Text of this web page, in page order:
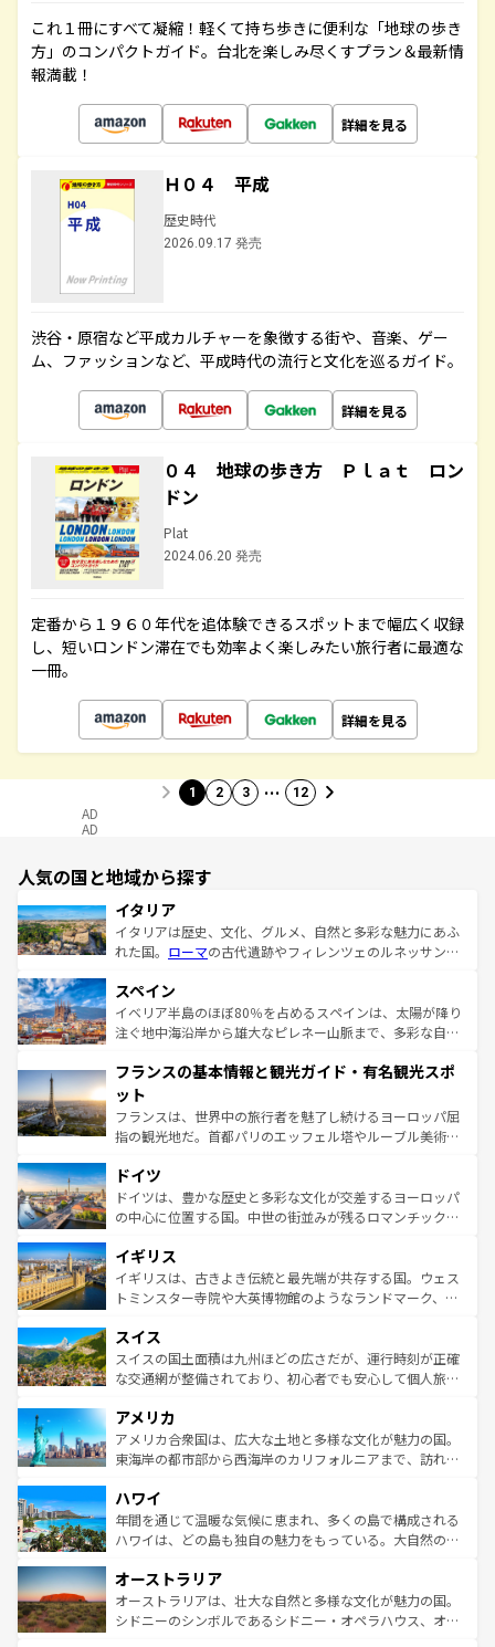
これ１冊にすべて凝縮！軽くて持ち歩きに便利な「地球の歩き
方」のコンパクトガイド。台北を楽しみ尽くすプラン＆最新情
報満載！
詳細を見る
Ｈ０４ 平成
歴史時代
2026.09.17 発売
渋谷・原宿など平成カルチャーを象徴する街や、音楽、ゲー
ム、ファッションなど、平成時代の流行と文化を巡るガイド。
詳細を見る
０４ 地球の歩き方 Ｐｌａｔ ロン
ドン
Plat
2024.06.20 発売
定番から１９６０年代を追体験できるスポットまで幅広く収録
し、短いロンドン滞在でも効率よく楽しみたい旅行者に最適な
一冊。
詳細を見る
1 2 3 … 12
AD
AD
人気の国と地域から探す
イタリア
イタリアは歴史、文化、グルメ、自然と多彩な魅力にあふ
れた国。 ローマの古代遺跡やフィレンツェのルネッサンス
ろん、トスカーナの美しい田園風景やアマルフィ海岸の絶
景など、自然景観も見逃せない。観光の合間には、本場の
ピザやパスタなど、絶品のイタリア料理を堪能することも
ませてくれるイタリアで、忘れられない旅をしてみよう！
なお、新着のイタリア情報は
しい。
スペイン
イベリア半島のほぼ80％を占めるスペインは、太陽が降り
注ぐ地中海沿岸から雄大なピレネー山脈まで、多彩な自然
文化が根付くこの国では、情熱的なフラメンコ、熱気あふ
れる闘牛、そして美味しいタパスが生活の一部となってい
る。首都マドリードの洗練された雰囲気や、バルセロナの
アートに溢れた街角から、地方では古代ローマ遺跡や中世
せる。地方によって風土や気候が異なるスペインはその個
性で訪れる人を魅了する。 なお、新着のスペイン情報は コ
ンテンツ一覧を参照してほしい。
フランスの基本情報と観光ガイド・有名観光スポ
ット
フランスは、世界中の旅行者を魅了し続けるヨーロッパ屈
指の観光地だ。首都パリのエッフェル塔やルーブル美術館
で、幅広い魅力が詰まっている。華麗な宮殿、歴史的な大
聖堂、美しいビーチ、そして豊かな自然が、訪れる者を心
から魅了する。また、フランスは美食の国としても知ら
いる。シャンパンの発祥地であるランス、プロヴァンスの
香り高いラベンダー畑など、多彩な楽しみ方が可能だ。さ
らに、パリ以外の地域にも魅力が溢れており、どの街角に
れる地方に足を運ぶとそれぞれで全く異なる文化を体験で
きるだろう。 なお、新着のフランス情報はコンテンツ一覧
を参照してほしい。
ドイツ
ドイツは、豊かな歴史と多彩な文化が交差するヨーロッパ
の中心に位置する国。中世の街並みが残るロマンチック街
顔を持つこの国は、どこを歩いても飽きることがない。ベ
ルリンの文化的活気、バイエルン州のアルプスの絶景、そ
してライン川沿いのワイン畑といった風景は必見。ビール
は、お酒好きな人にはぜひ体験してほしい。 なお、新着の
ドイツ情報はコンテンツ一覧を参照してほしい。
イギリス
イギリスは、古きよき伝統と最先端が共存する国。ウェス
トミンスター寺院や大英博物館のようなランドマーク、歴
リアごとに異なる魅力がある。また、優雅なアフタヌーン
ティー、ビール好きにはたまらない英国パブ、サッカー観
戦など、本場だからこそできる体験も豊富。イギリスを旅
ンツ一覧を参照してほしい。
スイス
スイスの国土面積は九州ほどの広さだが、運行時刻が正確
な交通網が整備されており、初心者でも安心して個人旅行
の建物がそのまま残る町や、スイスならではのユニークな
博物館もあり、アルプス観光だけでなく町歩きも満喫する
ことができる。国民の所得が高いため物価も高いが、旅行
ば市内交通費無料で観光を楽しむこともできる。 なお、新
着のスイス情報はコンテンツ一覧 を参照してほしい。
アメリカ
アメリカ合衆国は、広大な土地と多様な文化が魅力の国。
東海岸の都市部から西海岸のカリフォルニアまで、訪れる
のような巨大都市は、観光、ショッピング、エンターテイ
ンメントが詰まった刺激的なスポットだ。一方、アメリカ
西部には大自然が広がり、グランドキャニオンやイエロー
部のニューオーリンズでは、音楽と美食が融合した独特の
文化が魅力。旅行者はアメリカの各地域で異なる魅力を楽
しみながら、その多様性と豊かな歴史を感じることができ
ハワイ
年間を通じて温暖な気候に恵まれ、多くの島で構成される
ハワイは、どの島も独自の魅力をもっている。大自然の神
ワイ島は見逃せない。また、定番の観光地といえばオアフ
島だが、静かな自然を求めるならマウイ島やカウアイ島が
おすすめ。エメラルドグリーンに輝く海をはじめ、豊かな
オーストラリア
オーストラリアは、壮大な自然と多様な文化が魅力の国。
シドニーのシンボルであるシドニー・オペラハウス、オー